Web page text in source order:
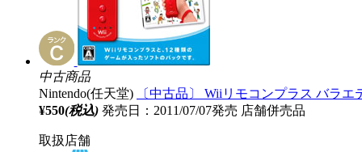
中古商品
Nintendo(任天堂)
〔中古品〕 Wiiリモコンプラス バラ
¥550(税込) 発売日：2011/07/07発売 店舗併売品
取扱店舗